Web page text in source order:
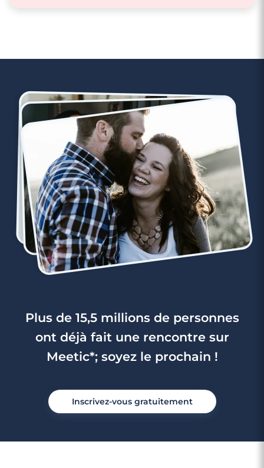
Plus de 15,5 millions de personnes
ont déjà fait une rencontre sur
Meetic*; soyez le prochain !
Inscrivez-vous gratuitement